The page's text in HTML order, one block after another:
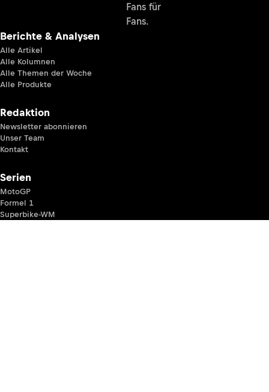
Fans für
Fans.
Berichte & Analysen
Alle Artikel
Alle Kolumnen
Alle Themen der Woche
Alle Produkte
Redaktion
Newsletter abonnieren
Unser Team
Kontakt
Serien
MotoGP
Formel 1
Superbike-WM